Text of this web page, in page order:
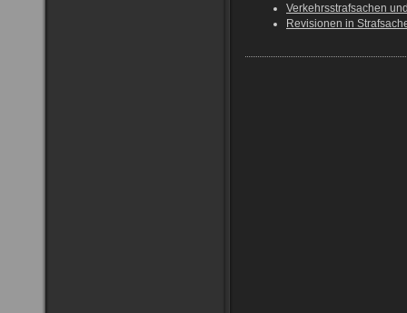
Verkehrsstrafsachen
Revisionen in